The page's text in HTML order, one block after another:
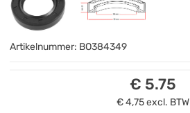
Artikelnummer: BO384349
€ 5.75
€ 4,75excl. BTW